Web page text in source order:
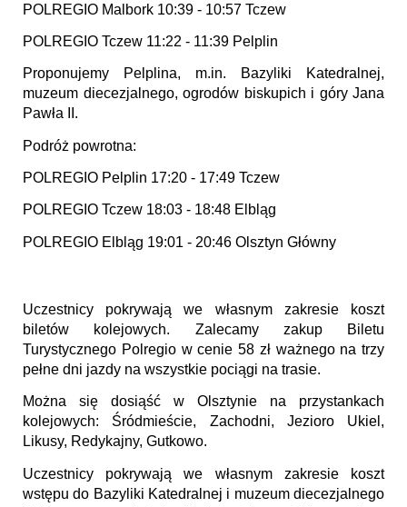
POLREGIO Malbork 10:39 - 10:57 Tczew
POLREGIO Tczew 11:22 - 11:39 Pelplin
Proponujemy Pelplina, m.in. Bazyliki Katedralnej,
muzeum diecezjalnego, ogrodów biskupich i góry Jana
Pawła II.
Podróż powrotna:
POLREGIO Pelplin 17:20 - 17:49 Tczew
POLREGIO Tczew 18:03 - 18:48 Elbląg
POLREGIO Elbląg 19:01 - 20:46 Olsztyn Główny
Uczestnicy pokrywają we własnym zakresie koszt
biletów kolejowych. Zalecamy zakup Biletu
Turystycznego Polregio w cenie 58 zł ważnego na trzy
pełne dni jazdy na wszystkie pociągi na trasie.
Można się dosiąść w Olsztynie na przystankach
kolejowych: Śródmieście, Zachodni, Jezioro Ukiel,
Likusy, Redykajny, Gutkowo.
Uczestnicy pokrywają we własnym zakresie koszt
wstępu do Bazyliki Katedralnej i muzeum diecezjalnego